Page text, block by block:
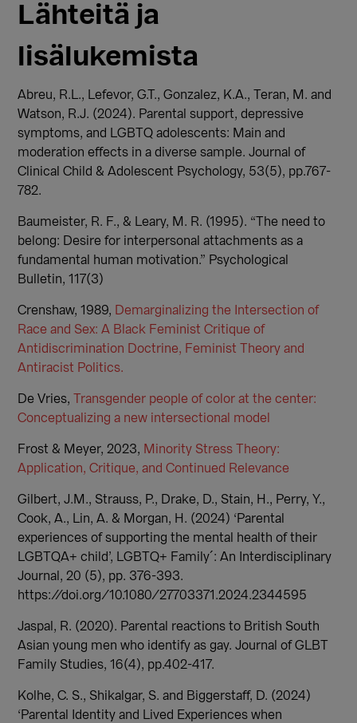
Lähteitä ja
lisälukemista
Abreu, R.L., Lefevor, G.T., Gonzalez, K.A., Teran, M. and
Watson, R.J. (2024). Parental support, depressive
symptoms, and LGBTQ adolescents: Main and
moderation effects in a diverse sample. Journal of
Clinical Child & Adolescent Psychology, 53(5), pp.767-
782.
Baumeister, R. F., & Leary, M. R. (1995). “The need to
belong: Desire for interpersonal attachments as a
fundamental human motivation.” Psychological
Bulletin, 117(3)
Crenshaw, 1989,
Demarginalizing the Intersection of
Race and Sex: A Black Feminist Critique of
Antidiscrimination Doctrine, Feminist Theory and
Antiracist Politics.
De Vries,
Transgender people of color at the center:
Conceptualizing a new intersectional model
Frost & Meyer, 2023, Minority Stress Theory:
Application, Critique, and Continued Relevance
Gilbert, J.M., Strauss, P., Drake, D., Stain, H., Perry, Y.,
Cook, A., Lin, A. & Morgan, H. (2024) ‘Parental
experiences of supporting the mental health of their
LGBTQA+ child’, LGBTQ+ Family´: An Interdisciplinary
Journal, 20 (5), pp. 376-393.
https://doi.org/10.1080/27703371.2024.2344595
Jaspal, R. (2020). Parental reactions to British South
Asian young men who identify as gay. Journal of GLBT
Family Studies, 16(4), pp.402-417.
Kolhe, C. S., Shikalgar, S. and Biggerstaff, D. (2024)
‘Parental Identity and Lived Experiences when